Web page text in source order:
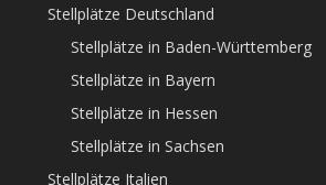
Stellplätze Deutschland
Stellplätze in Baden-Württemberg
Stellplätze in Bayern
Stellplätze in Hessen
Stellplätze in Sachsen
Stellplätze Italien